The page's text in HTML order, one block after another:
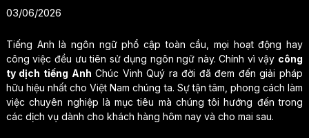
03/06/2026
Tiếng Anh là ngôn ngữ phổ cập toàn cầu, mọi hoạt động hay
công việc đều ưu tiên sử dụng ngôn ngữ này. Chính vì vậy công
ty dịch tiếng Anh Chúc Vinh Quý ra đời đã đem đến giải pháp
hữu hiệu nhất cho Việt Nam chúng ta. Sự tận tâm, phong cách làm
việc chuyên nghiệp là mục tiêu mà chúng tôi hướng đến trong
các dịch vụ dành cho khách hàng hôm nay và cho mai sau.